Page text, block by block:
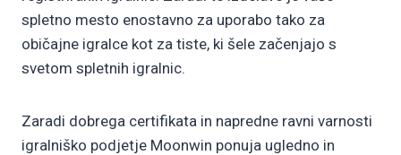
spletno mesto enostavno za uporabo tako za
običajne igralce kot za tiste, ki šele začenjajo s
svetom spletnih igralnic.
Zaradi dobrega certifikata in napredne ravni varnosti
igralniško podjetje Moonwin ponuja ugledno in